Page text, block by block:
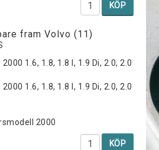
KÖP
fram Volvo (11)
2000 1.6, 1.8, 1.8 I, 1.9 Di, 2.0, 2.0
2000 1.6, 1.8, 1.8 I, 1.9 Di, 2.0, 2.0
2000
KÖP